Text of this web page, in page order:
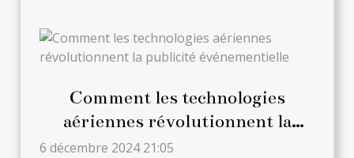
Comment les technologies
aériennes révolutionnent la
publicité événementielle
6 décembre 2024 21:05